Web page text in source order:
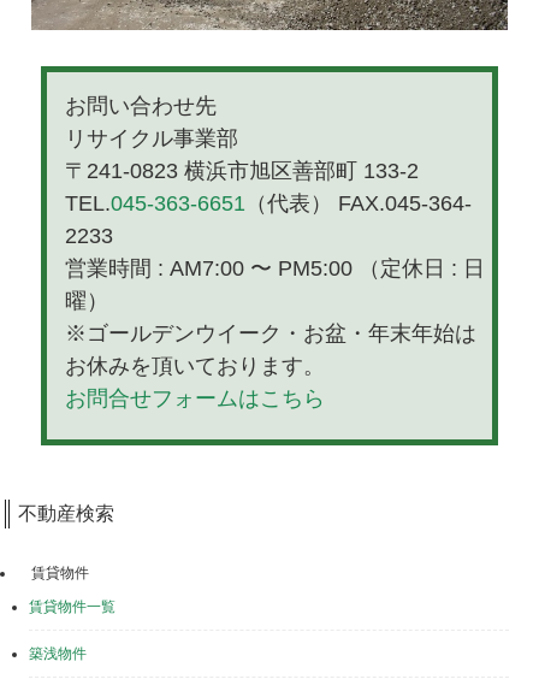
お問い合わせ先
リサイクル事業部
〒241-0823 横浜市旭区善部町 133-2
TEL.045-363-6651 （代表） FAX.045-364-
2233
営業時間 : AM7:00 〜 PM5:00 （定休日 : 日
曜）
※ゴールデンウイーク・お盆・年末年始は
お休みを頂いております。
お問合せフォームはこちら
不動産検索
賃貸物件
賃貸物件一覧
築浅物件